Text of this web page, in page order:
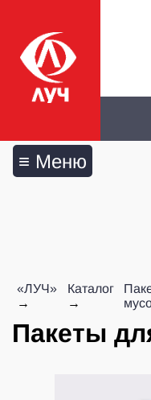
≡ Меню
«ЛУЧ» Каталог
Пакеты